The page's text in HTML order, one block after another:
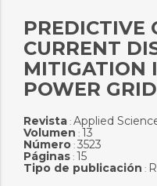
PREDICTIVE
CURRENT
MITIGATION
POWER
Revista: Applied
Volumen : 13
Número: 3523
Páginas: 15
Tipo de publicación :